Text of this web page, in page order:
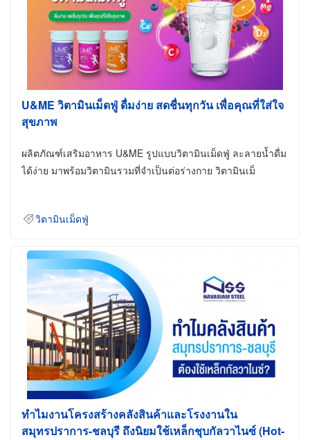
U&ME วิตามินเม็ดฟู่ ดื่มง่าย สดชื่นทุกวัน เพื่อคุณที่ใส่ใจ
สุขภาพ
ผลิตภัณฑ์เสริมอาหาร U&ME รูปแบบวิตามินเม็ดฟู่ ละลายน้ำดื่ม
ได้ง่าย มาพร้อมวิตามินรวมที่จำเป็นต่อร่างกาย วิตามินเม็
วิตามินเม็ดฟู่
ทำไมงานโครงสร้างคลังสินค้าและโรงงานใน
สมุทรปราการ-ชลบุรี ถึงนิยมใช้เหล็กชุบกัลวาไนซ์ (Hot-